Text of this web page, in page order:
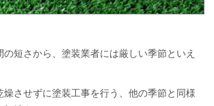
短さから、塗装業者には厳しい季節といえ
燥させずに塗装工事を行う、他の季節と同様